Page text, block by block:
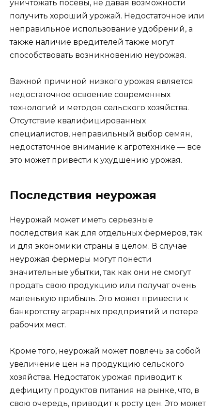
уничтожать посевы, не давая возможности
получить хороший урожай. Недостаточное или
неправильное использование удобрений, а
также наличие вредителей также могут
способствовать возникновению неурожая.
Важной причиной низкого урожая является
недостаточное освоение современных
технологий и методов сельского хозяйства.
Отсутствие квалифицированных
специалистов, неправильный выбор семян,
недостаточное внимание к агротехнике — все
это может привести к ухудшению урожая.
Последствия неурожая
Неурожай может иметь серьезные
последствия как для отдельных фермеров, так
и для экономики страны в целом. В случае
неурожая фермеры могут понести
значительные убытки, так как они не смогут
продать свою продукцию или получат очень
маленькую прибыль. Это может привести к
банкротству аграрных предприятий и потере
рабочих мест.
Кроме того, неурожай может повлечь за собой
увеличение цен на продукцию сельского
хозяйства. Недостаток урожая приводит к
дефициту продуктов питания на рынке, что, в
свою очередь, приводит к росту цен. Это может